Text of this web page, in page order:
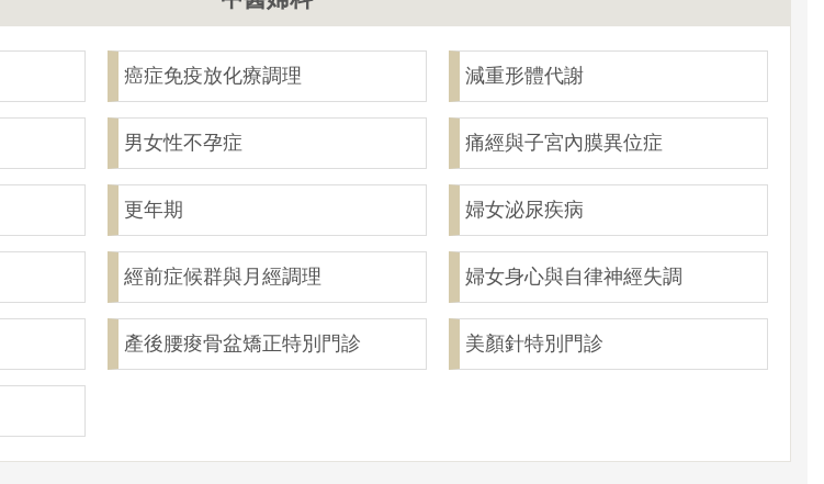
癌症免疫放化療調理 減重形體代謝
男女性不孕症 痛經與子宮內膜異位症
更年期 婦女泌尿疾病
經前症候群與月經調理 婦女身心與自律神經失調
產後腰痠骨盆矯正特別門診 美顏針特別門診